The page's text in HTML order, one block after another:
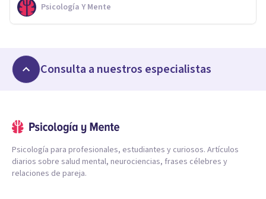
Psicología Y Mente
Consulta a nuestros especialistas
Psicología para profesionales, estudiantes y curiosos. Artículos
diarios sobre salud mental, neurociencias, frases célebres y
relaciones de pareja.